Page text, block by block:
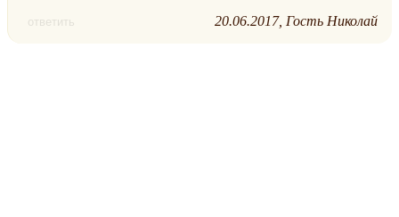
ответить 20.06.2017 Гость Николай